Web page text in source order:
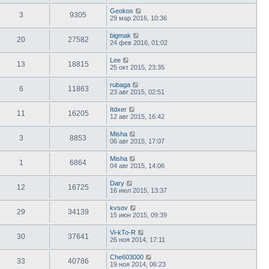
3 9305
Geokos
29 мар 2016, 10:36
20 27582
bigmak
24 фев 2016, 01:02
13 18815
Lee
25 окт 2015, 23:35
6 11863
rubaga
23 авг 2015, 02:51
11 16205
Itdxer
12 авг 2015, 16:42
3 8853
Misha
06 авг 2015, 17:07
1 6864
Misha
04 авг 2015, 14:06
12 16725
Dary
16 июл 2015, 13:37
29 34139
kvsov
15 июн 2015, 09:39
30 37641
Vi-kTo-R
26 ноя 2014, 17:11
33 40786
Che603000
19 ноя 2014, 06:23